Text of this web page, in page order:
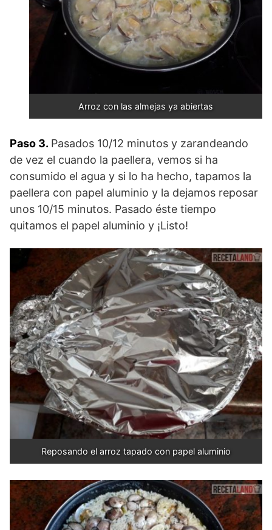
Arroz con las almejas ya abiertas
Paso 3. Pasados 10/12 minutos y zarandeando
de vez el cuando la paellera, vemos si ha
consumido el agua y si lo ha hecho, tapamos la
paellera con papel aluminio y la dejamos reposar
unos 10/15 minutos. Pasado éste tiempo
quitamos el papel aluminio y ¡Listo!
Reposando el arroz tapado con papel aluminio